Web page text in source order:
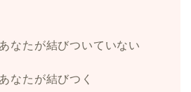
なたが結びついていない
なたが結びつく